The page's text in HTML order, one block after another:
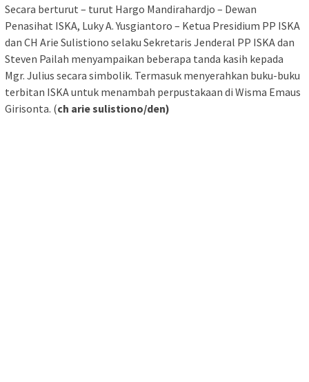
Secara berturut – turut Hargo Mandirahardjo – Dewan
Penasihat ISKA, Luky A. Yusgiantoro – Ketua Presidium PP ISKA
dan CH Arie Sulistiono selaku Sekretaris Jenderal PP ISKA dan
Steven Pailah menyampaikan beberapa tanda kasih kepada
Mgr. Julius secara simbolik. Termasuk menyerahkan buku-buku
terbitan ISKA untuk menambah perpustakaan di Wisma Emaus
Girisonta. (ch arie sulistiono/den)